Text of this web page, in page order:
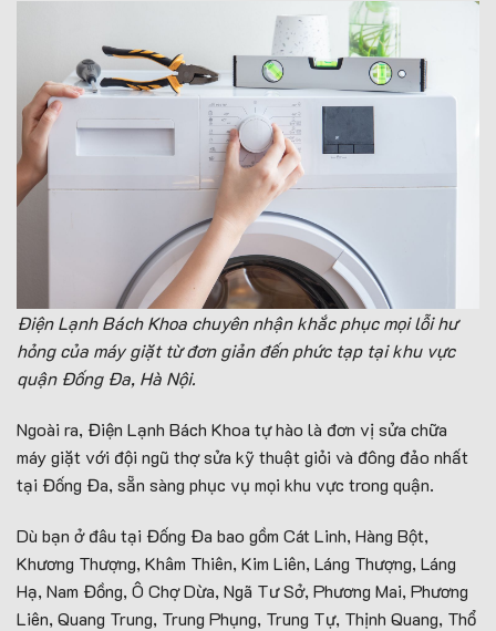
Điện Lạnh Bách Khoa chuyên nhận khắc phục mọi lỗi hư
hỏng của máy giặt từ đơn giản đến phức tạp tại khu vực
quận Đống Đa, Hà Nội.
Ngoài ra, Điện Lạnh Bách Khoa tự hào là đơn vị sửa chữa
máy giặt với đội ngũ thợ sửa kỹ thuật giỏi và đông đảo nhất
tại Đống Đa, sẵn sàng phục vụ mọi khu vực trong quận.
Dù bạn ở đâu tại Đống Đa bao gồm Cát Linh, Hàng Bột,
Khương Thượng, Khâm Thiên, Kim Liên, Láng Thượng, Láng
Hạ, Nam Đồng, Ô Chợ Dừa, Ngã Tư Sở, Phương Mai, Phương
Liên, Quang Trung, Trung Phụng, Trung Tự, Thịnh Quang, Thổ